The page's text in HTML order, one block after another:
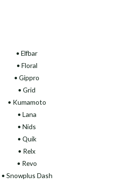
• Elfbar
• Floral
• Gippro
• Grid
• Kumamoto
• Lana
• Nids
• Quik
• Relx
• Revo
• Snowplus Dash